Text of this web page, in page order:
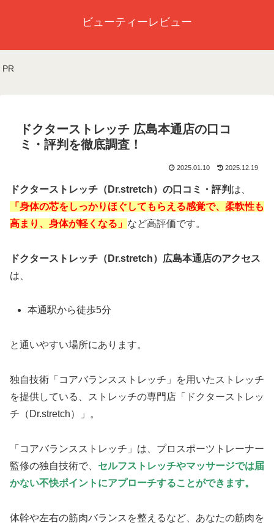
ビューティーレビュー
PR
ドクターストレッチ 広島本通店の口コ
ミ・評判を徹底調査！
2025.01.10 2025.12.19
ドクターストレッチ（Dr.stretch）の口コミ・評判 は、
「身体の芯をしっかりほぐしてもらえる感覚で、柔軟性も
高まり、身体が軽くなる」 など高評価です。
ドクターストレッチ（Dr.stretch）広島本通店のアクセス
は、
本通駅から徒歩5分
と通いやすい場所にあります。
独自技術「コアバランスストレッチ」を用いたストレッチ
を提供している、ストレッチの専門店「ドクターストレッ
チ（Dr.stretch）」。
「コアバランスストレッチ」は、プロスポーツトレーナー
監修の独自技術で、 セルフストレッチやマッサージでは届
かない不快ポイントにアプローチすることができます。
体幹や左右の筋肉バランスを整えるなど、あなたの筋肉を